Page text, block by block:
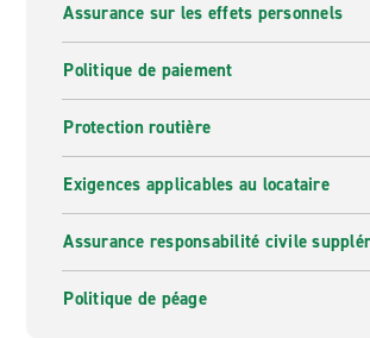
Assurance sur les effets personnels
Politique de paiement
Protection routière
Exigences applicables au locataire
Assurance responsabilité civile
Politique de péage